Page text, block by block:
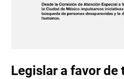
Legislar a favor de